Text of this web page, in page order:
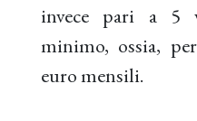
invece pari a 5
minimo, ossia,
euro mensili.